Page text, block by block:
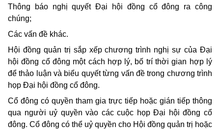
Thông báo nghị quyết Đại hội đồng cổ đông ra công
chúng;
Các vấn đề khác.
Hội đồng quản trị sắp xếp chương trình nghị sự của Đại
hội đồng cổ đông một cách hợp lý, bố trí thời gian hợp lý
để thảo luận và biểu quyết từng vấn đề trong chương trình
họp Đại hội đồng cổ đông.
Cổ đông có quyền tham gia trực tiếp hoặc gián tiếp thông
qua người uỷ quyền vào các cuộc họp Đại hội đồng cổ
đông. Cổ đông có thể uỷ quyền cho Hội đồng quản trị hoặc